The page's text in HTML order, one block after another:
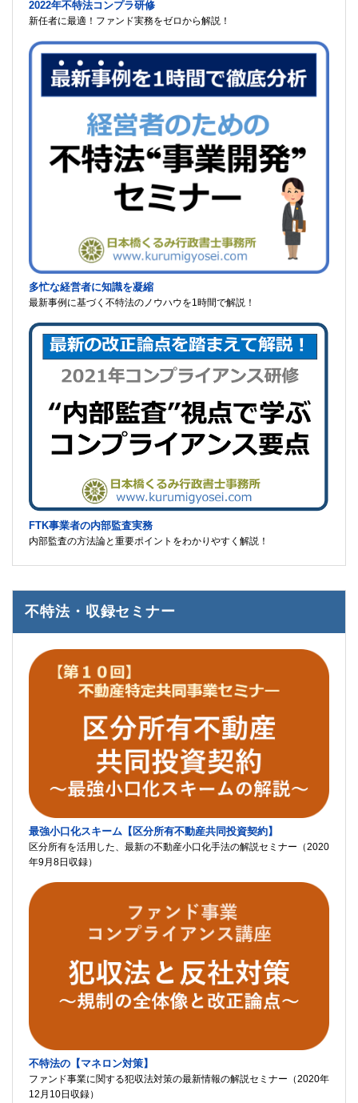
2022年不特法コンプラ研修
新任者に最適！ファンド実務をゼロから解説！
多忙な経営者に知識を凝縮
最新事例に基づく不特法のノウハウを1時間で解説！
FTK事業者の内部監査実務
内部監査の方法論と重要ポイントをわかりやすく解説！
不特法・収録セミナー
最強小口化スキーム【区分所有不動産共同投資契約】
区分所有を活用した、最新の不動産小口化手法の解説セミナー（2020
年9月8日収録）
不特法の【マネロン対策】
ファンド事業に関する犯収法対策の最新情報の解説セミナー（2020年
12月10日収録）